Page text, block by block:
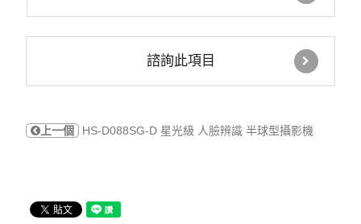
諮詢此項目
上一個 HS-D088SG-D 星光級 人臉辨識 半球型攝影機